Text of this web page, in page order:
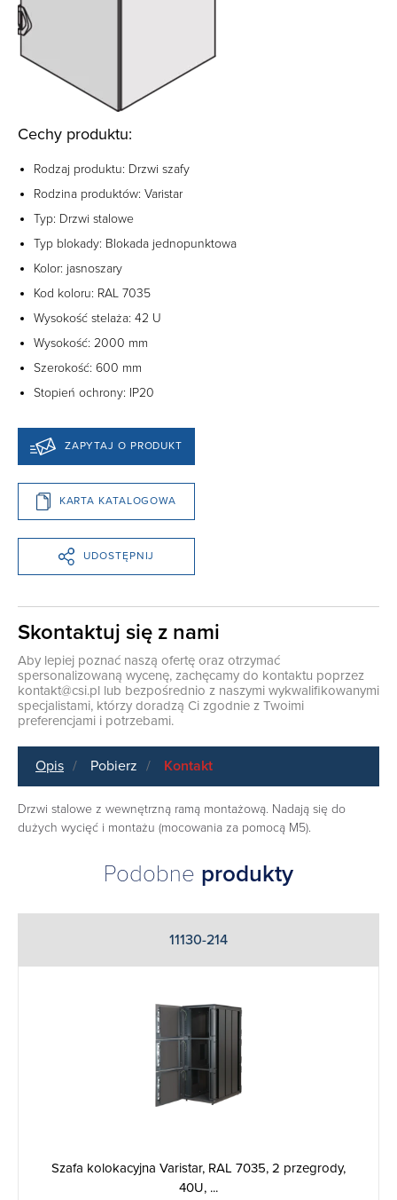
Cechy produktu:
Rodzaj produktu: Drzwi szafy
Rodzina produktów: Varistar
Typ: Drzwi stalowe
Typ blokady: Blokada jednopunktowa
Kolor: jasnoszary
Kod koloru: RAL 7035
Wysokość stelaża: 42 U
Wysokość: 2000 mm
Szerokość: 600 mm
Stopień ochrony: IP20
ZAPYTAJ O PRODUKT
KARTA KATALOGOWA
UDOSTĘPNIJ
Skontaktuj się z nami
Aby lepiej poznać naszą ofertę oraz otrzymać
spersonalizowaną wycenę, zachęcamy do kontaktu poprzez
kontakt@csi.pl lub bezpośrednio z naszymi wykwalifikowanymi
specjalistami, którzy doradzą Ci zgodnie z Twoimi
preferencjami i potrzebami.
Opis Pobierz Kontakt
Drzwi stalowe z wewnętrzną ramą montażową. Nadają się do
dużych wycięć i montażu (mocowania za pomocą M5).
Podobne produkty
11130-214
Szafa kolokacyjna Varistar, RAL 7035, 2 przegrody,
40U, ...